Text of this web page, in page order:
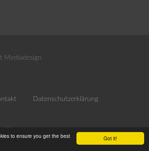
Got it!
to ensure you get the best
Mediadesign
Datenschutzerklärung